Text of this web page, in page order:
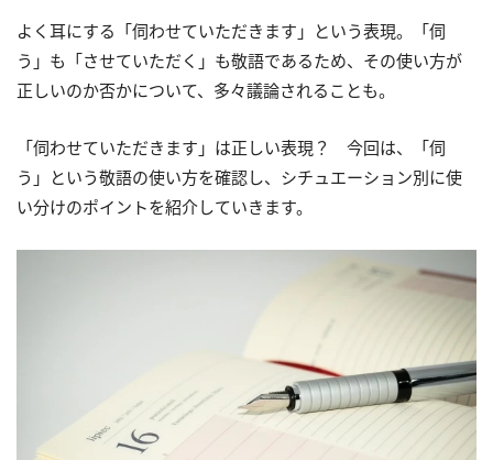
よく耳にする「伺わせていただきます」という表現。「伺
う」も「させていただく」も敬語であるため、その使い方が
正しいのか否かについて、多々議論されることも。
「伺わせていただきます」は正しい表現？ 今回は、「伺
う」という敬語の使い方を確認し、シチュエーション別に使
い分けのポイントを紹介していきます。